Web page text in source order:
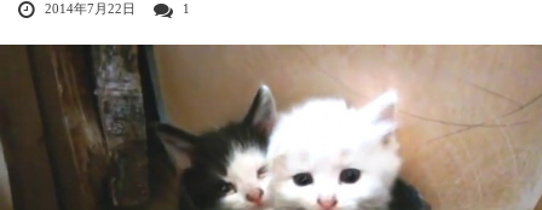
2014年7月22日 1